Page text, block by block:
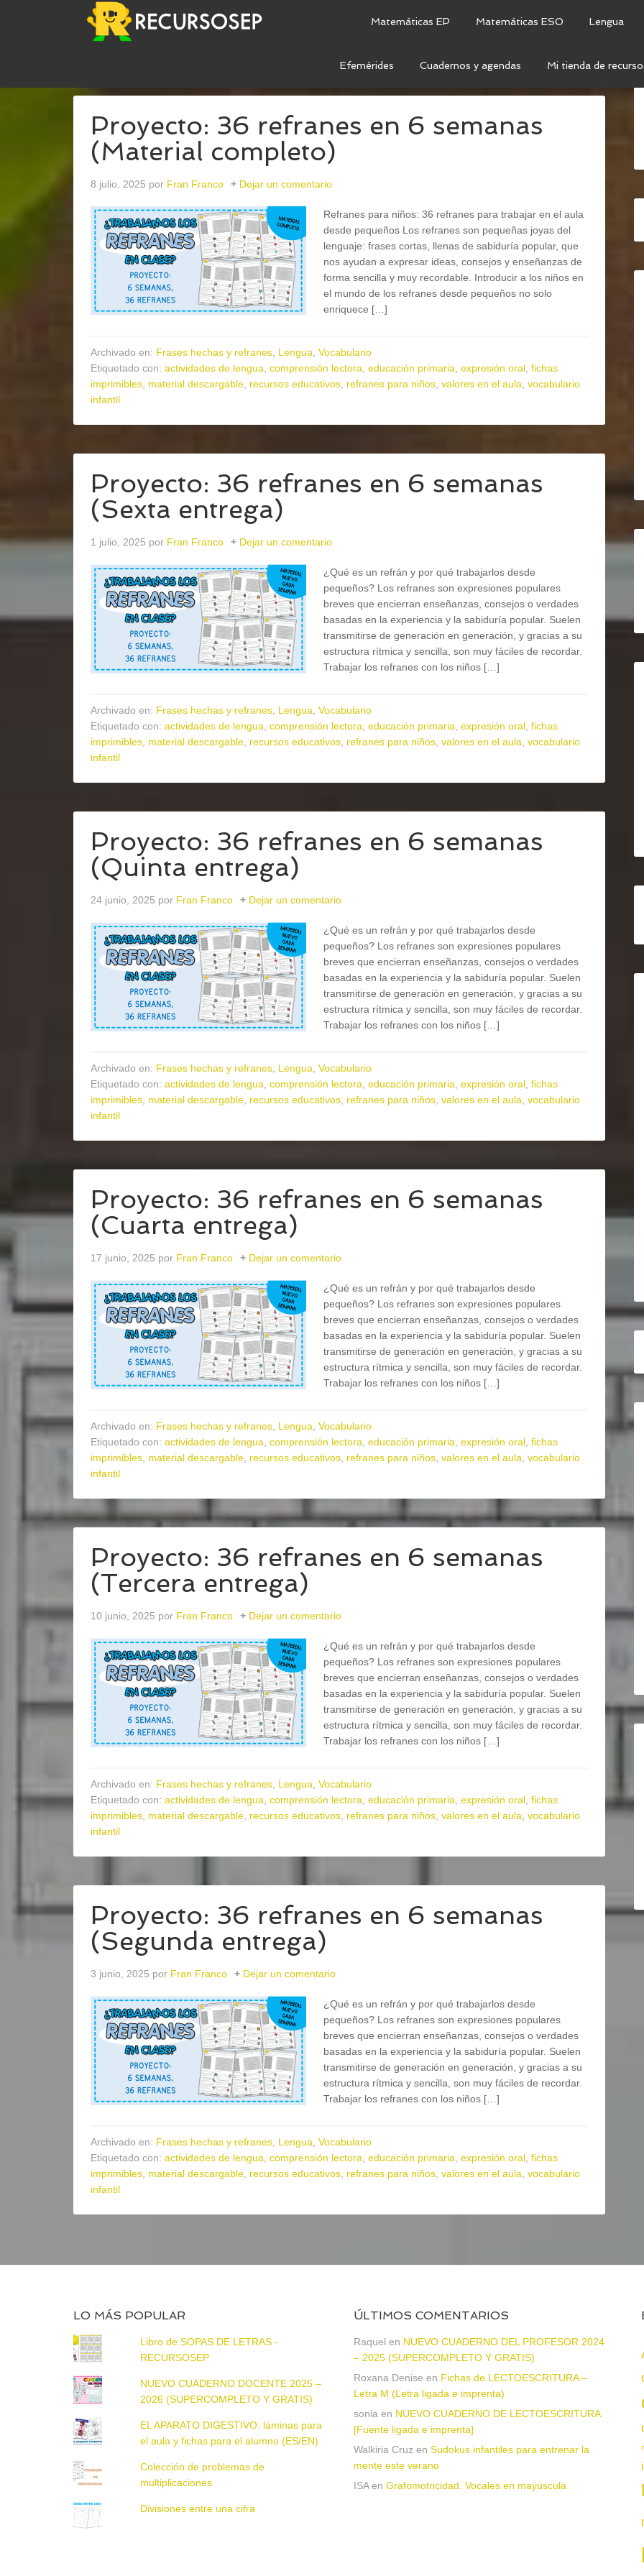
Matemáticas EP Matemáticas ESO Lengua
Efemérides Cuadernos y agendas Mi tienda de
Proyecto: 36 refranes en 6 semanas
(Material completo)
8 julio, 2025 por Fran Franco Dejar un comentario
Refranes para niños: 36 refranes para trabajar en el aula
desde pequeños Los refranes son pequeñas joyas del
lenguaje: frases cortas, llenas de sabiduría popular, que
nos ayudan a expresar ideas, consejos y enseñanzas de
forma sencilla y muy recordable. Introducir a los niños en
el mundo de los refranes desde pequeños no solo
enriquece […]
Archivado en: Frases hechas y refranes Lengua Vocabulario
Etiquetado con: actividades de lengua comprensión lectora educación primaria expresión oral fichas
imprimibles material descargable recursos educativos refranes para niños valores en el aula vocabulario
infantil
Proyecto: 36 refranes en 6 semanas
(Sexta entrega)
1 julio, 2025 por Fran Franco Dejar un comentario
¿Qué es un refrán y por qué trabajarlos desde
pequeños? Los refranes son expresiones populares
breves que encierran enseñanzas, consejos o verdades
basadas en la experiencia y la sabiduría popular. Suelen
transmitirse de generación en generación, y gracias a su
estructura rítmica y sencilla, son muy fáciles de recordar.
Trabajar los refranes con los niños […]
Archivado en: Frases hechas y refranes Lengua Vocabulario
Etiquetado con: actividades de lengua comprensión lectora educación primaria expresión oral fichas
imprimibles material descargable recursos educativos refranes para niños valores en el aula vocabulario
infantil
Proyecto: 36 refranes en 6 semanas
(Quinta entrega)
24 junio, 2025 por Fran Franco Dejar un comentario
¿Qué es un refrán y por qué trabajarlos desde
pequeños? Los refranes son expresiones populares
breves que encierran enseñanzas, consejos o verdades
basadas en la experiencia y la sabiduría popular. Suelen
transmitirse de generación en generación, y gracias a su
estructura rítmica y sencilla, son muy fáciles de recordar.
Trabajar los refranes con los niños […]
Archivado en: Frases hechas y refranes Lengua Vocabulario
Etiquetado con: actividades de lengua comprensión lectora educación primaria expresión oral fichas
imprimibles material descargable recursos educativos refranes para niños valores en el aula vocabulario
infantil
Proyecto: 36 refranes en 6 semanas
(Cuarta entrega)
17 junio, 2025 por Fran Franco Dejar un comentario
¿Qué es un refrán y por qué trabajarlos desde
pequeños? Los refranes son expresiones populares
breves que encierran enseñanzas, consejos o verdades
basadas en la experiencia y la sabiduría popular. Suelen
transmitirse de generación en generación, y gracias a su
estructura rítmica y sencilla, son muy fáciles de recordar.
Trabajar los refranes con los niños […]
Archivado en: Frases hechas y refranes Lengua Vocabulario
Etiquetado con: actividades de lengua comprensión lectora educación primaria expresión oral fichas
imprimibles material descargable recursos educativos refranes para niños valores en el aula vocabulario
infantil
Proyecto: 36 refranes en 6 semanas
(Tercera entrega)
10 junio, 2025 por Fran Franco Dejar un comentario
¿Qué es un refrán y por qué trabajarlos desde
pequeños? Los refranes son expresiones populares
breves que encierran enseñanzas, consejos o verdades
basadas en la experiencia y la sabiduría popular. Suelen
transmitirse de generación en generación, y gracias a su
estructura rítmica y sencilla, son muy fáciles de recordar.
Trabajar los refranes con los niños […]
Archivado en: Frases hechas y refranes Lengua Vocabulario
Etiquetado con: actividades de lengua comprensión lectora educación primaria expresión oral fichas
imprimibles material descargable recursos educativos refranes para niños valores en el aula vocabulario
infantil
Proyecto: 36 refranes en 6 semanas
(Segunda entrega)
3 junio, 2025 por Fran Franco Dejar un comentario
¿Qué es un refrán y por qué trabajarlos desde
pequeños? Los refranes son expresiones populares
breves que encierran enseñanzas, consejos o verdades
basadas en la experiencia y la sabiduría popular. Suelen
transmitirse de generación en generación, y gracias a su
estructura rítmica y sencilla, son muy fáciles de recordar.
Trabajar los refranes con los niños […]
Archivado en: Frases hechas y refranes Lengua Vocabulario
Etiquetado con: actividades de lengua comprensión lectora educación primaria expresión oral fichas
imprimibles material descargable recursos educativos refranes para niños valores en el aula vocabulario
infantil
LO MÁS POPULAR
Libro de SOPAS DE LETRAS -
RECURSOSEP
NUEVO CUADERNO DOCENTE 2025 –
2026 (SUPERCOMPLETO Y GRATIS)
EL APARATO DIGESTIVO: láminas para
el aula y fichas para el alumno (ES/EN)
Colección de problemas de
multiplicaciones
Divisiones entre una cifra
ÚLTIMOS COMENTARIOS
Raquel en NUEVO CUADERNO DEL PROFESOR 2024
– 2025 (SUPERCOMPLETO Y GRATIS)
Roxana Denise en Fichas de LECTOESCRITURA –
Letra M (Letra ligada e imprenta)
sonia en NUEVO CUADERNO DE LECTOESCRITURA
[Fuente ligada e imprenta]
Walkiria Cruz en Sudokus infantiles para entrenar la
mente este verano
ISAen Grafomotricidad. Vocales en mayúscula